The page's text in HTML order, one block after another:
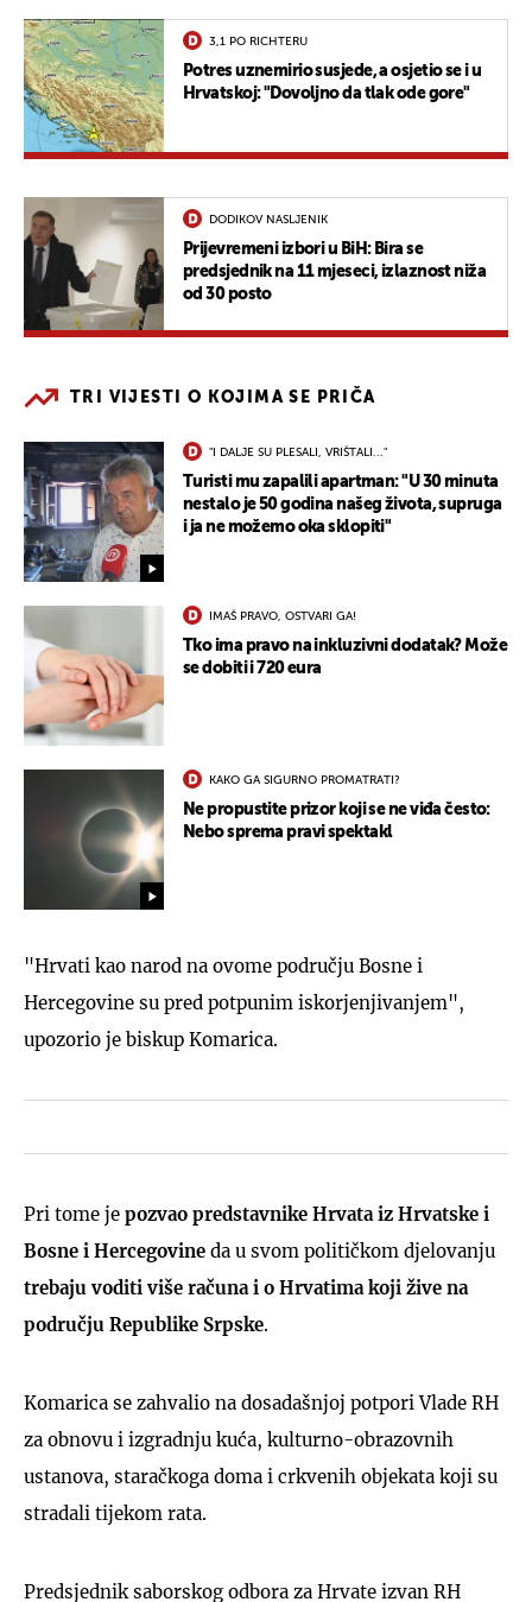
3,1 PO RICHTERU
Potres uznemirio susjede, a osjetio se i u
Hrvatskoj: "Dovoljno da tlak ode gore"
DODIKOV NASLJENIK
Prijevremeni izbori u BiH: Bira se
predsjednik na 11 mjeseci, izlaznost niža
od 30 posto
TRI VIJESTI O KOJIMA SE PRIČA
"I DALJE SU PLESALI, VRIŠTALI..."
Turisti mu zapalili apartman: "U 30 minuta
nestalo je 50 godina našeg života, supruga
i ja ne možemo oka sklopiti"
IMAŠ PRAVO, OSTVARI GA!
Tko ima pravo na inkluzivni dodatak? Može
se dobiti i 720 eura
KAKO GA SIGURNO PROMATRATI?
Ne propustite prizor koji se ne viđa često:
Nebo sprema pravi spektakl
"Hrvati kao narod na ovome području Bosne i
Hercegovine su pred potpunim iskorjenjivanjem",
upozorio je biskup Komarica.
Pri tome je pozvao predstavnike Hrvata iz Hrvatske i
Bosne i Hercegovine da u svom političkom djelovanju
trebaju voditi više računa i o Hrvatima koji žive na
području Republike Srpske.
Komarica se zahvalio na dosadašnjoj potpori Vlade RH
za obnovu i izgradnju kuća, kulturno-obrazovnih
ustanova, staračkoga doma i crkvenih objekata koji su
stradali tijekom rata.
Predsjednik saborskog odbora za Hrvate izvan RH